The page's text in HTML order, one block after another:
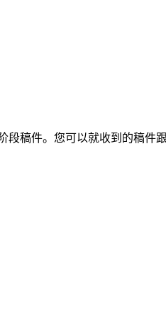
件。您可以就收到的稿件